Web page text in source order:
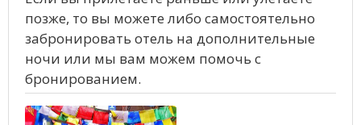
позже, то вы можете либо самостоятельно
забронировать отель на дополнительные
ночи или мы вам можем помочь с
бронированием.